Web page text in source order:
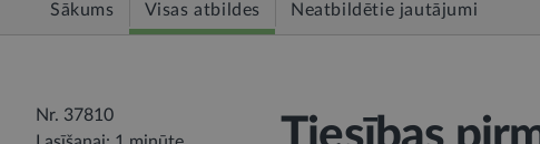
Sākums Visas atbildes Neatbildētie jautājumi
Nr. 37810